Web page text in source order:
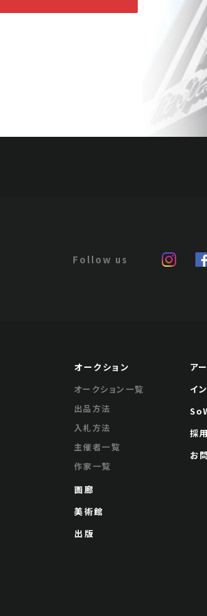
オークション
オークション一覧
出品方法
入札方法
主催者一覧
作家一覧
画廊
美術館
出版
ア
イ
採
お